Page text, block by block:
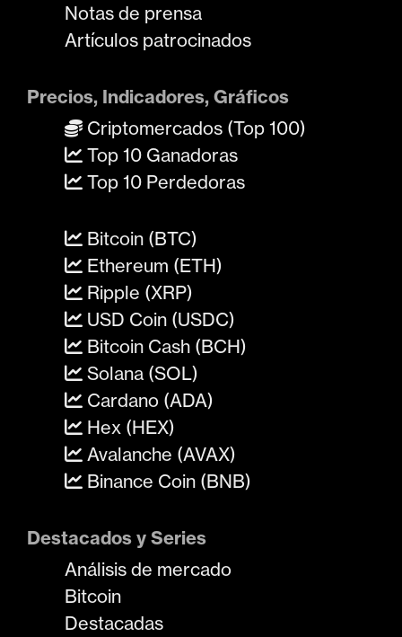
Notas de prensa
Artículos patrocinados
Precios, Indicadores, Gráficos
Criptomercados (Top 100)
Top 10 Ganadoras
Top 10 Perdedoras
Bitcoin (BTC)
Ethereum (ETH)
Ripple (XRP)
USD Coin (USDC)
Bitcoin Cash (BCH)
Solana (SOL)
Cardano (ADA)
Hex (HEX)
Avalanche (AVAX)
Binance Coin (BNB)
Destacados y Series
Análisis de mercado
Bitcoin
Destacadas